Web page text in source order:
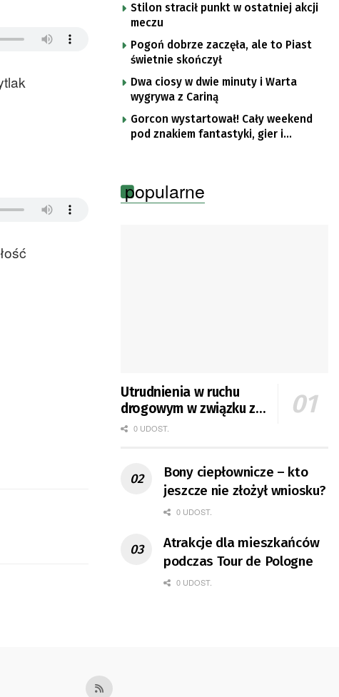
Stilon stracił punkt w ostatniej akcji
meczu
Pogoń dobrze zaczęła, ale to Piast
świetnie skończył
Dwa ciosy w dwie minuty i Warta
wygrywa z Cariną
Gorcon wystartował! Cały weekend
pod znakiem fantastyki, gier i
popularne
Utrudnienia w ruchu
drogowym w związku z
Tour de Pologne
0 UDOST.
Bony ciepłownicze – kto
jeszcze nie złożył wniosku?
0 UDOST.
Atrakcje dla mieszkańców
podczas Tour de Pologne
0 UDOST.